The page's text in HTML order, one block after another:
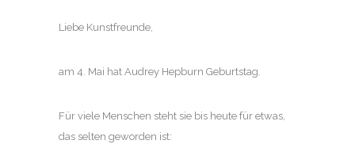
Liebe Kunstfreunde,
am 4. Mai hat Audrey Hepburn Geburtstag.
Für viele Menschen steht sie bis heute für etwas,
das selten geworden ist: